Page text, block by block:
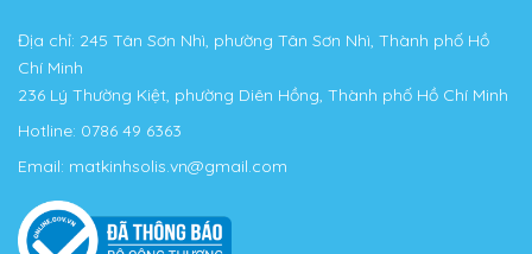
Địa chỉ: 245 Tân Sơn Nhì, phường Tân Sơn Nhì, Thành phố Hồ
Chí Minh
236 Lý Thường Kiệt, phường Diên Hồng, Thành phố Hồ Chí Minh
Hotline: 0786 49 6363
Email: matkinhsolis.vn@gmail.com